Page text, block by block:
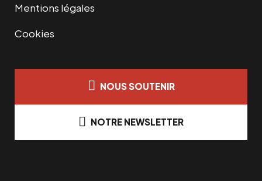
Mentions légales
Cookies
NOUS SOUTENIR
NOTRE NEWSLETTER